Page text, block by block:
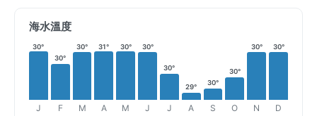
海水溫度
30°
J
30°
F
30°
M
31°
A
30°
M
30°
J
30°
J
29°
A
30°
S
30°
O
30°
N
30°
D